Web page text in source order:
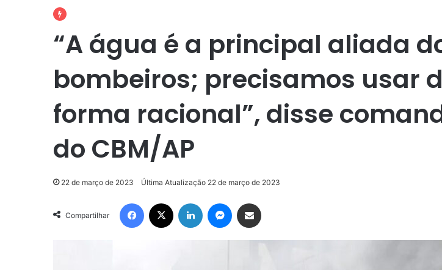
“A água é a principal aliada
bombeiros; precisamos usar
forma racional”, disse
do CBM/AP
22 de março de 2023 Última Atualização 22 de março de 2023
Compartilhar
Facebook Linkedin Messenger